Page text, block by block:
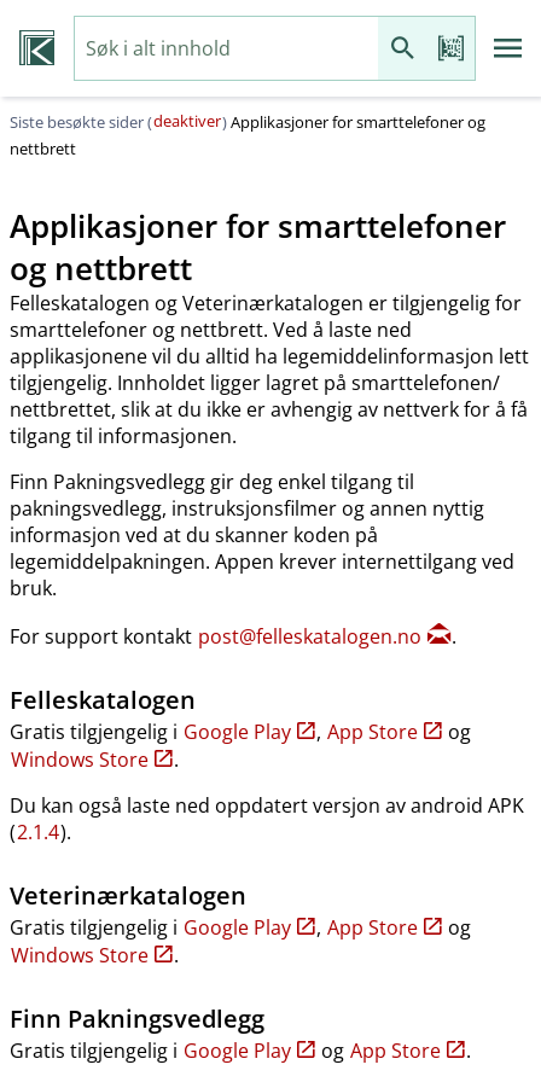
Siste besøkte sider (deaktiver)Applikasjoner for smarttelefoner og
nettbrett
Applikasjoner for smarttelefoner
og nettbrett
Felleskatalogen og Veterinærkatalogen er tilgjengelig for
smarttelefoner og nettbrett. Ved å laste ned
applikasjonene vil du alltid ha legemiddelinformasjon lett
tilgjengelig. Innholdet ligger lagret på smarttelefonen​/​
nettbrettet, slik at du ikke er avhengig av nettverk for å få
tilgang til informasjonen.
Finn Pakningsvedlegg gir deg enkel tilgang til
pakningsvedlegg, instruksjonsfilmer og annen nyttig
informasjon ved at du skanner koden på
legemiddelpakningen. Appen krever internettilgang ved
bruk.
For support kontakt post@felleskatalogen.no .
Felleskatalogen
Gratis tilgjengelig i Google Play , App Store
og
Windows Store
.
Du kan også laste ned oppdatert versjon av android APK
(2.1.4).
Veterinærkatalogen
Gratis tilgjengelig i Google Play , App Store
og
Windows Store
.
Finn Pakningsvedlegg
Gratis tilgjengelig i Google Play og App Store .